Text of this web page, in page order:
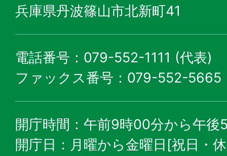
兵庫県丹波篠山市北新町41
電話番号：079-552-1111 (代表)
ファックス番号：079-552-5665
開庁時間：午前9時00分から午後
開庁日：月曜から金曜日[祝日・